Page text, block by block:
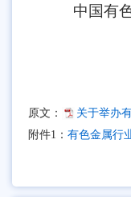
中国有
原文：
关于举办
附件1： 有色金属行